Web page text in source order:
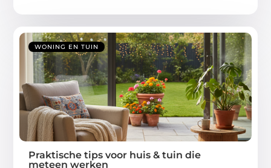
WONING EN TUIN
Praktische tips voor huis & tuin die
meteen werken